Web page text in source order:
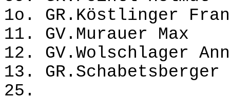
1o. GR.Köstlinger
11. GV.Murauer
12.
13.